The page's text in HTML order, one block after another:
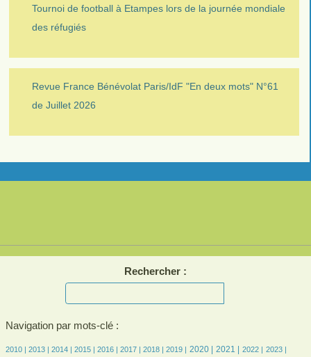
Tournoi de football à Etampes lors de la journée mondiale
des réfugiés
Revue France Bénévolat Paris/IdF "En deux mots" N°61
de Juillet 2026
Rechercher :
Navigation par mots-clé :
6/3499
2010 |
14/3499
2013 |
162/3499 2014 |
384/3499 2015 |
382/3499 2016 |
531/3499 2017 |
624/3499 2018 |
619/3499 2019 |
918/3499 2020 |
801/3499 2021 |
639/3499 2022 |
551/3499 2023 |
776/3499